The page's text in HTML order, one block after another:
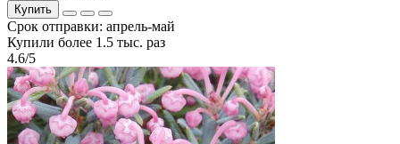
Купить
Срок отправки: апрель-май
Купили более 1.5 тыс. раз
4.6/5